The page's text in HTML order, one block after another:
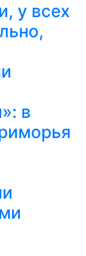
у всех
в